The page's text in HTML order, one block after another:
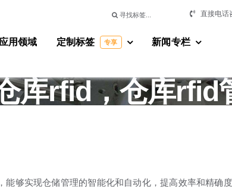
搜
直接电话
应用领域 定制标签 专享 新闻专栏
库rfid，仓库rfid
够实现仓储管理的智能化和自动化，提高效率和精确